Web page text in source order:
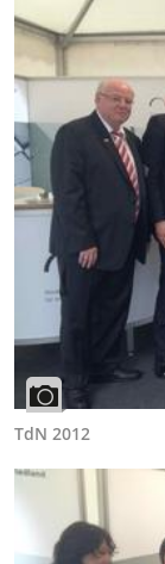
TdN 2012